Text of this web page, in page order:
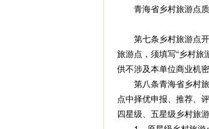
青海省乡村旅游点质
第七条乡村旅游点开
旅游点，须填写“乡村
供不涉及本单位商业机
第八条青海省乡村旅
点中择优申报、推荐、
四星级、五星级乡村旅